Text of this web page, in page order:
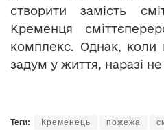
створити замість
Кременця
комплекс. Однак, коли
задум у життя, наразі
Теги: Кременець пожежа